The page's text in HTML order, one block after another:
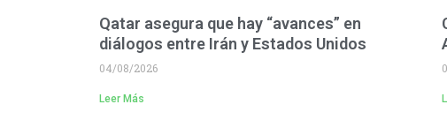
Qatar asegura que hay “avances” en
diálogos entre Irán y Estados Unidos
04/08/2026
Leer Más